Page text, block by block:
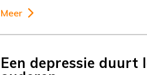
Meer
Een depressie duurt